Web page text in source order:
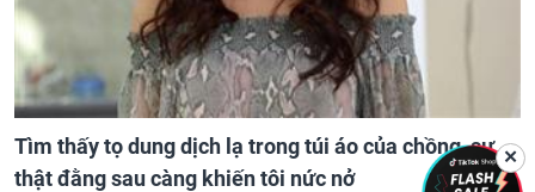
Tìm thấy tọ dung dịch lạ trong túi áo của chồng, sự
thật đằng sau càng khiến tôi nức nở
✕